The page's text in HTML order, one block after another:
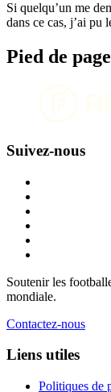
Si quelqu’un me
dans ce cas, j’ai pu
Pied de page
Suivez-nous
Soutenir les
mondiale.
Contactez-nous
Liens utiles
Politiques de